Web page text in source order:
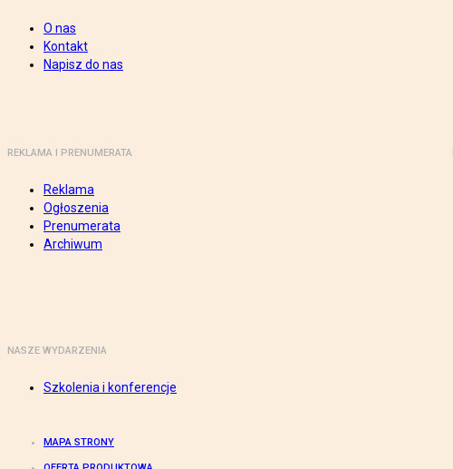
O nas
Kontakt
Napisz do nas
REKLAMA I PRENUMERATA
Reklama
Ogłoszenia
Prenumerata
Archiwum
NASZE WYDARZENIA
Szkolenia i konferencje
MAPA STRONY